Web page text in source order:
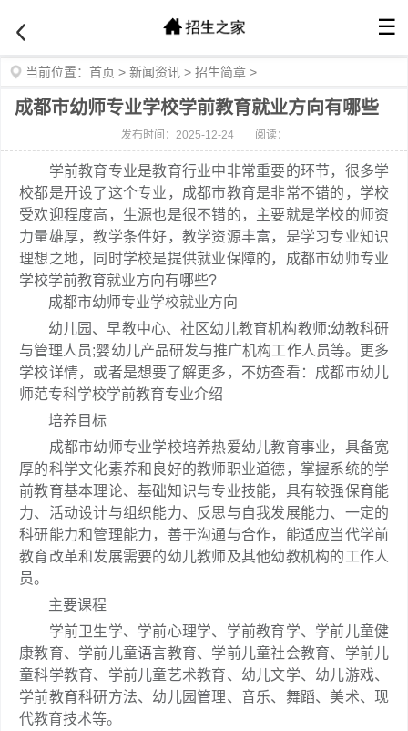
☰
当前位置： 首页 > 新闻资讯 > 招生简章 >
成都市幼师专业学校学前教育就业方向有哪些
发布时间：2025-12-24 阅读：
学前教育专业是教育行业中非常重要的环节，很多学
校都是开设了这个专业，成都市教育是非常不错的，学校
受欢迎程度高，生源也是很不错的，主要就是学校的师资
力量雄厚，教学条件好，教学资源丰富，是学习专业知识
理想之地，同时学校是提供就业保障的，成都市幼师专业
学校学前教育就业方向有哪些?
成都市幼师专业学校就业方向
幼儿园、早教中心、社区幼儿教育机构教师;幼教科研
与管理人员;婴幼儿产品研发与推广机构工作人员等。更多
学校详情，或者是想要了解更多，不妨查看：成都市幼儿
师范专科学校学前教育专业介绍
培养目标
成都市幼师专业学校培养热爱幼儿教育事业，具备宽
厚的科学文化素养和良好的教师职业道德，掌握系统的学
前教育基本理论、基础知识与专业技能，具有较强保育能
力、活动设计与组织能力、反思与自我发展能力、一定的
科研能力和管理能力，善于沟通与合作，能适应当代学前
教育改革和发展需要的幼儿教师及其他幼教机构的工作人
员。
主要课程
学前卫生学、学前心理学、学前教育学、学前儿童健
康教育、学前儿童语言教育、学前儿童社会教育、学前儿
童科学教育、学前儿童艺术教育、幼儿文学、幼儿游戏、
学前教育科研方法、幼儿园管理、音乐、舞蹈、美术、现
代教育技术等。